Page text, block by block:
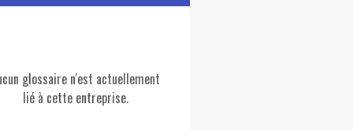
glossaire n'est actuellement
lié à cette entreprise.